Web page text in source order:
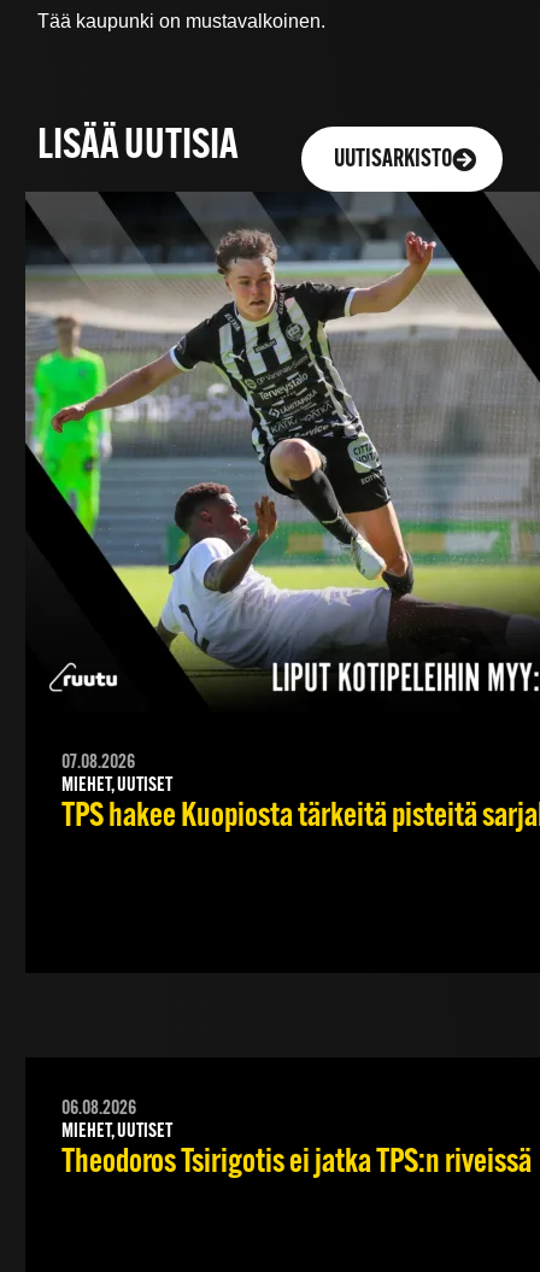
Tää kaupunki on mustavalkoinen.
LISÄÄ UUTISIA UUTISARKISTO
07.08.2026
MIEHET, UUTISET
TPS hakee Kuopiosta tärkeitä pisteitä
06.08.2026
MIEHET, UUTISET
Theodoros Tsirigotis ei jatka TPS:n riveissä